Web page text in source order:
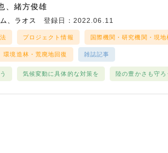
緒方俊雄
ラオス 登録日：2022.06.11
プロジェクト情報 国際機関・研究機関・現地
環境造林・荒廃地回復 雑誌記事
気候変動に具体的な対策を 陸の豊かさも守ろ